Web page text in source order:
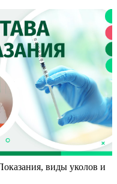
виды уколов и